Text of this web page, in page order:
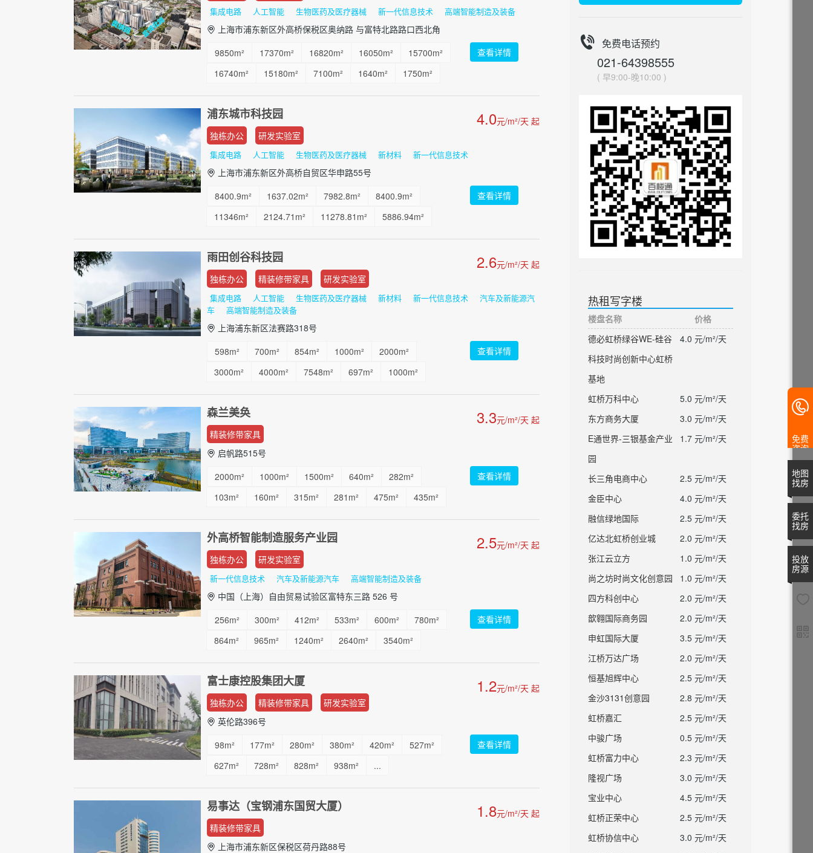
集成电路 人工智能 生物医药及医疗器械 新一代信息技术 高端智能制造及装备
上海市浦东新区外高桥保税区奥纳路 与富特北路路口西北角
9850m²
17370m² 16820m² 16050m²
15700m²
16740m²
15180m² 7100m² 1640m²
1750m²
1870m²
1750m² 1750m² 1870m²
1640m²
1180m²
...
查看详情
浦东城市科技园 4.0元/m²/天 起
独栋办公
研发实验室
集成电路 人工智能 生物医药及医疗器械 新材料 新一代信息技术
上海市浦东新区外高桥自贸区华申路55号
8400.9m²
1637.02m² 7982.8m²
8400.9m²
11346m²
2124.71m² 11278.81m²
5886.94m²
1149.4m²
6103.98m² 6139.09m²
6103.98m²
5886.94m²
...
查看详情
雨田创谷科技园 2.6元/m²/天 起
独栋办公
精装修带家具 研发实验室
集成电路 人工智能 生物医药及医疗器械 新材料 新一代信息技术
汽车及新能源汽
车
高端智能制造及装备
上海浦东新区法赛路318号
598m²
700m² 854m² 1000m²
2000m²
3000m²
4000m² 7548m² 697m²
1000m²
2000m²
3450m² 6861m² ...
查看详情
森兰美奂 3.3元/m²/天 起
精装修带家具
启帆路515号
2000m²
1000m² 1500m² 640m²
282m²
103m²
160m² 315m² 281m² 475m²
435m²
152m²
220m² 199m² 388m² ...
查看详情
外高桥智能制造服务产业园 2.5元/m²/天 起
独栋办公
研发实验室
新一代信息技术 汽车及新能源汽车 高端智能制造及装备
中国（上海）自由贸易试验区富特东三路 526 号
256m²
300m² 412m² 533m² 600m²
780m²
864m²
965m² 1240m² 2640m²
3540m²
4200m²
5000m² ...
查看详情
富士康控股集团大厦 1.2元/m²/天 起
独栋办公
精装修带家具
研发实验室
英伦路396号
98m²
177m² 280m² 380m² 420m²
527m²
627m²
728m² 828m² 938m² ...
查看详情
易事达（宝钢浦东国贸大厦） 1.8元/m²/天 起
精装修带家具
上海市浦东新区保税区荷丹路88号
免费电话预约
021-64398555
( 早9:00-晚10:00 )
热租写字楼
楼盘名称
价格
德必虹桥绿谷WE-硅谷
科技时尚创新中心虹桥
基地
4.0 元/m²/天
虹桥万科中心
5.0 元/m²/天
东方商务大厦
3.0 元/m²/天
E通世界-三银基金产业
园
1.7 元/m²/天
长三角电商中心
2.5 元/m²/天
金臣中心
4.0 元/m²/天
融信绿地国际
2.5 元/m²/天
亿达北虹桥创业城
2.0 元/m²/天
张江云立方
1.0 元/m²/天
尚之坊时尚文化创意园
1.0 元/m²/天
四方科创中心
2.0 元/m²/天
歆翱国际商务园
2.0 元/m²/天
申虹国际大厦
3.5 元/m²/天
江桥万达广场
2.0 元/m²/天
恒基旭辉中心
2.5 元/m²/天
金沙3131创意园
2.8 元/m²/天
虹桥嘉汇
2.5 元/m²/天
中骏广场
0.5 元/m²/天
虹桥富力中心
2.3 元/m²/天
隆视广场
3.0 元/m²/天
宝业中心
4.5 元/m²/天
虹桥正荣中心
2.5 元/m²/天
虹桥协信中心
3.0 元/m²/天
免费
咨询
地图
找房
委托
找房
投放
房源